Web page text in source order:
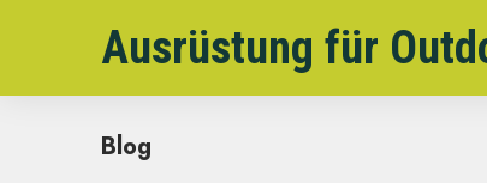
Ausrüstung für
Blog